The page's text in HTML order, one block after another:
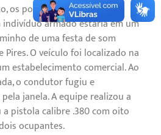
os policiais receberam
armado estaria em um
de uma festa de som
O veículo foi localizado na
estabelecimento comercial. Ao
o condutor fugiu e
janela. A equipe realizou a
pistola calibre .380 com oito
ocupantes.